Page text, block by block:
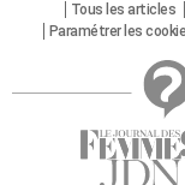
Tous les articles
Paramétrer les